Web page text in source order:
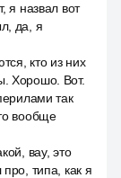
я назвал вот
да, я
кто из них
Хорошо. Вот.
так
вообще
вау, это
типа, как я